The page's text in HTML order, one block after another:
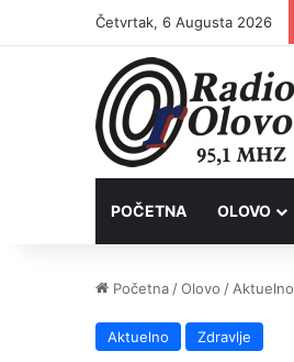
Četvrtak, 6 Augusta 2026
POČETNA OLOVO
Početna /Olovo / Aktuelno
Aktuelno Zdravlje